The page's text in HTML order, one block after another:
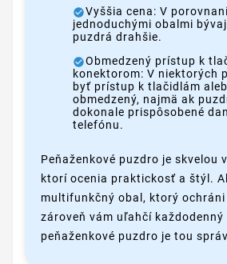
Vyššia cena: V
jednoduchými obalmi
puzdrá drahšie.
Obmedzený prístup k
konektorom: V niektorých
byť prístup k tlačidlám
obmedzený, najmä ak
dokonale prispôsobené
telefónu.
Peňaženkové puzdro je skvelou
ktorí ocenia praktickosť a štýl.
multifunkčný obal, ktorý
zároveň vám uľahčí každodenný
peňaženkové puzdro je tou